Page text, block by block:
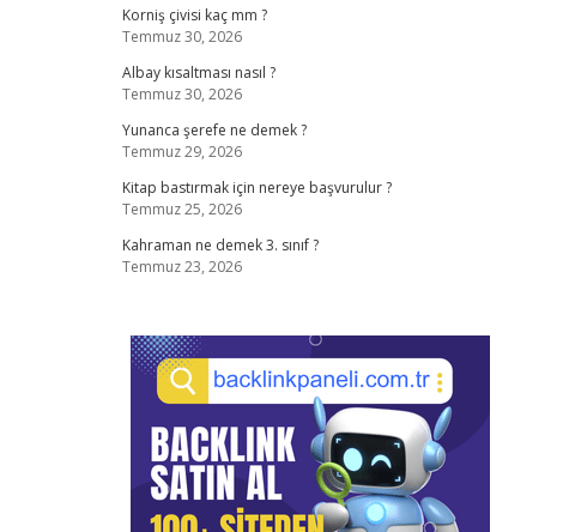
Korniş çivisi kaç mm ?
Temmuz 30, 2026
Albay kısaltması nasıl ?
Temmuz 30, 2026
Yunanca şerefe ne demek ?
Temmuz 29, 2026
Kitap bastırmak için nereye başvurulur ?
Temmuz 25, 2026
Kahraman ne demek 3. sınıf ?
Temmuz 23, 2026